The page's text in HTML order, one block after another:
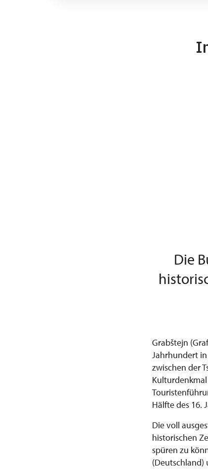
Die
Grabštejn
Jahrhundert
zwischen der
Hälfte des 16.
Die voll
historischen
spüren zu
(Deutschland)